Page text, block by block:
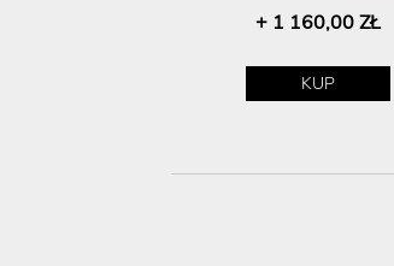
+ 1 160,00 ZŁ
KUP